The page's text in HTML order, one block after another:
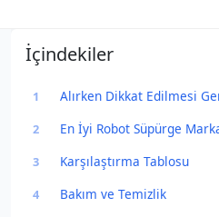
İçindekiler
1 Alırken Dikkat Edilmesi
2 En İyi Robot Süpürge
3 Karşılaştırma Tablosu
4 Bakım ve Temizlik